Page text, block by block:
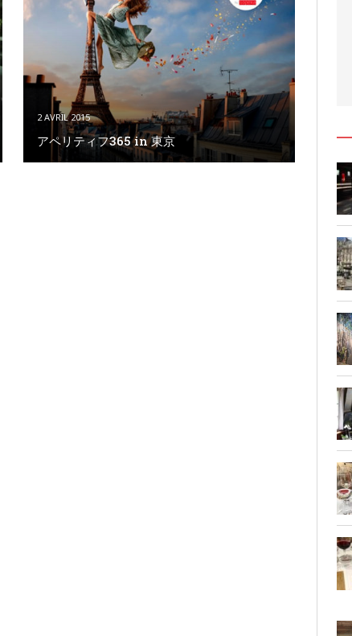
2 AVRIL 2015
アペリティフ365 in 東京